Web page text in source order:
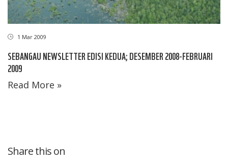
1 Mar 2009
SEBANGAU NEWSLETTER EDISI KEDUA; DESEMBER 2008-FEBRUARI
2009
Read More »
Share this on